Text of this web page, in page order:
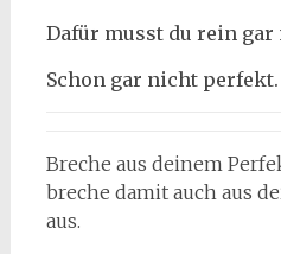
Dafür musst du rein
Schon gar nicht perfekt.
Breche aus deinem
breche damit auch aus
aus.